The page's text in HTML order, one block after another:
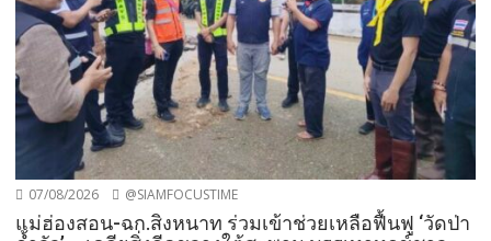
07/08/2026 @SIAMFOCUSTIME
แม่ฮ่องสอน-ฉก.สิงหนาท ร่วมเข้าช่วยเหลือฟื้นฟู ‘วัดป่า